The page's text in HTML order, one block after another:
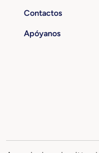
Contactos
Apóyanos